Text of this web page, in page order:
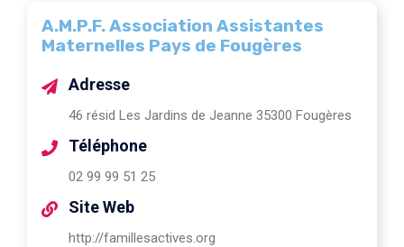
A.M.P.F. Association Assistantes
Maternelles Pays de Fougères
Adresse
46 résid Les Jardins de Jeanne 35300 Fougères
Téléphone
02 99 99 51 25
Site Web
http://famillesactives.org